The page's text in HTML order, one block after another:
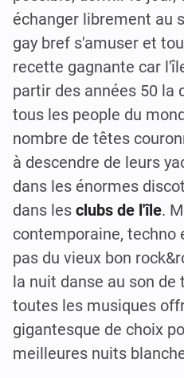
échanger librement au
gay bref s'amuser et
recette gagnante car
partir des années 50 la
tous les people du
nombre de têtes
à descendre de leurs
dans les énormes
dans les clubs de l'île.
contemporaine, techno
pas du vieux bon
la nuit danse au son
toutes les musiques
gigantesque de choix
meilleures nuits